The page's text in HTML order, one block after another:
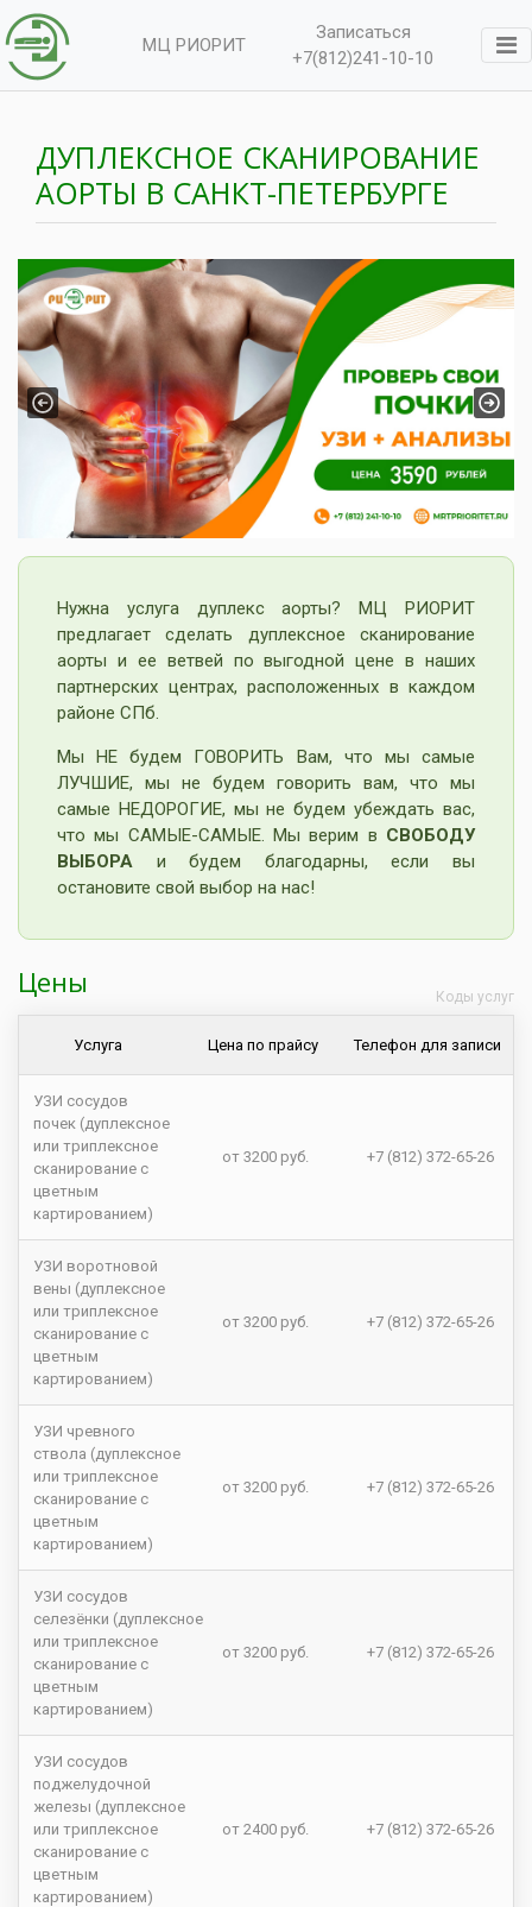
МЦ РИОРИТ
Записаться
+7(812)241-10-10
ДУПЛЕКСНОЕ СКАНИРОВАНИЕ
АОРТЫ В САНКТ-ПЕТЕРБУРГЕ
Previous Next
Нужна услуга дуплекс аорты? МЦ РИОРИТ
предлагает сделать дуплексное сканирование
аорты и ее ветвей по выгодной цене в наших
партнерских центрах, расположенных в каждом
районе СПб.
Мы НЕ будем ГОВОРИТЬ Вам, что мы самые
ЛУЧШИЕ, мы не будем говорить вам, что мы
самые НЕДОРОГИЕ, мы не будем убеждать вас,
что мы САМЫЕ-САМЫЕ. Мы верим в СВОБОДУ
ВЫБОРА и будем благодарны, если вы
остановите свой выбор на нас!
Цены
Услуга Цена по прайсу Телефон для записи
УЗИ сосудов
почек (дуплексное
или триплексное
сканирование с
цветным
картированием)
от 3200 руб. +7 (812) 372-65-26
УЗИ воротновой
вены (дуплексное
или триплексное
сканирование с
цветным
картированием)
от 3200 руб. +7 (812) 372-65-26
УЗИ чревного
ствола (дуплексное
или триплексное
сканирование с
цветным
картированием)
от 3200 руб. +7 (812) 372-65-26
УЗИ сосудов
селезёнки (дуплексное
или триплексное
сканирование с
цветным
картированием)
от 3200 руб. +7 (812) 372-65-26
УЗИ сосудов
поджелудочной
железы (дуплексное
или триплексное
сканирование с
цветным
картированием)
от 2400 руб. +7 (812) 372-65-26
Коды услуг